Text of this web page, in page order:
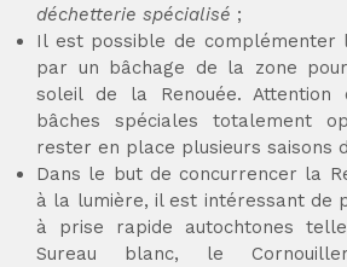
déchetterie spécialisé ;
Il est possible de complémenter
par un bâchage de la zone
soleil de la Renouée. Attention
bâches spéciales totalement
rester en place plusieurs saisons
Dans le but de concurrencer la
à la lumière, il est intéressant de
à prise rapide autochtones
Sureau blanc, le